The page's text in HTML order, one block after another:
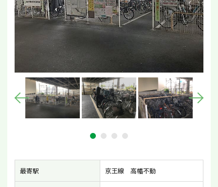
最寄駅 京王線 高幡不動